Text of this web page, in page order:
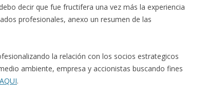
decir que fue fructifera una vez más la experiencia
profesionales, anexo un resumen de las
la relación con los socios estrategicos
ambiente, empresa y accionistas buscando fines
AQUI.